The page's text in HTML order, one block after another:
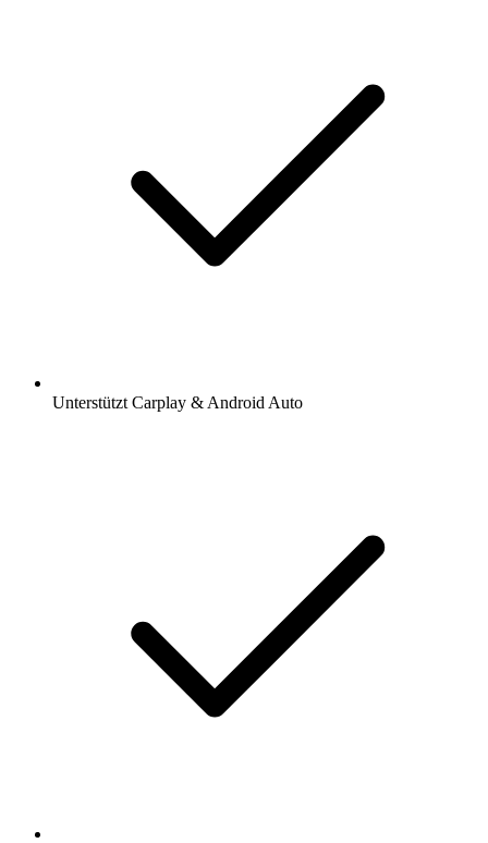
Unterstützt Carplay & Android Auto